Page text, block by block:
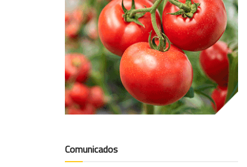
Comunicados